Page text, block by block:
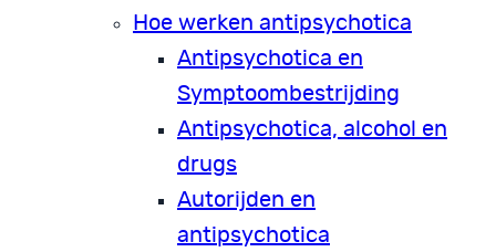
Hoe werken antipsychotica
Antipsychotica en
Symptoombestrijding
Antipsychotica, alcohol en
drugs
Autorijden en
antipsychotica